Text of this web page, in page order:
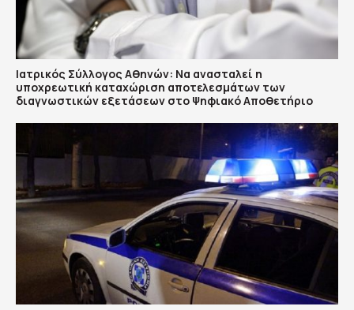
Ιατρικός Σύλλογος Αθηνών: Να ανασταλεί η
υποχρεωτική καταχώριση αποτελεσμάτων των
διαγνωστικών εξετάσεων στο Ψηφιακό Αποθετήριο